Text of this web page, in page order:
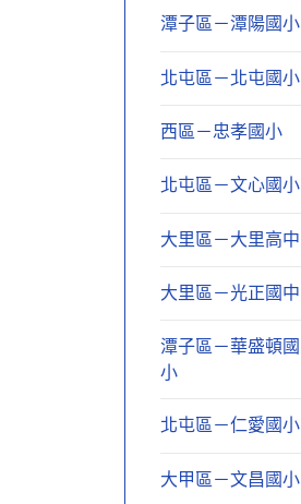
潭子區－潭陽國小
北屯區－北屯國小
西區－忠孝國小
北屯區－文心國小
大里區－大里高中
大里區－光正國中
潭子區－華盛頓國
小
北屯區－仁愛國小
大甲區－文昌國小